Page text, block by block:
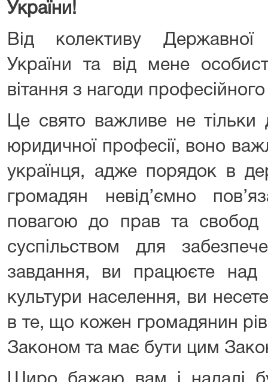
України!
Від колективу Державної
України та від мене
вітання з нагоди
Це свято важливе не тільки
юридичної професії, воно
українця, адже порядок в
громадян невід’ємно
повагою до прав та свобод
суспільством для
завдання, ви працюєте над
культури населення, ви
в те, що кожен громадянин
Законом та має бути цим